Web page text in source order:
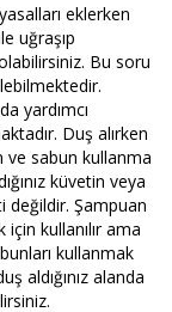
eklerken
uğraşıp
Bu soru
yardımcı
Duş alırken
sabun kullanma
küvetin veya
değildir. Şampuan
kullanılır ama
kullanmak
aldığınız alanda